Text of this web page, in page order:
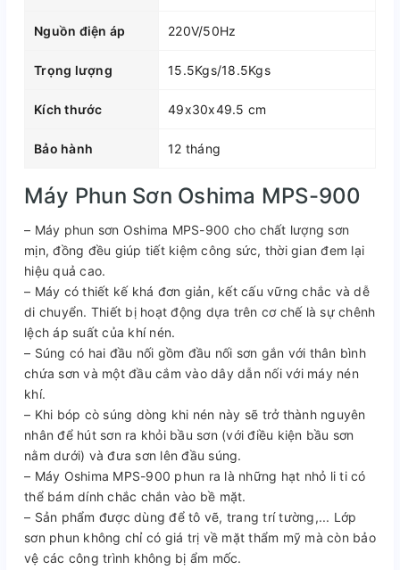
Nguồn điện áp 220V/50Hz
Trọng lượng 15.5Kgs/18.5Kgs
Kích thước 49x30x49.5 cm
Bảo hành 12 tháng
Máy Phun Sơn Oshima MPS-900
– Máy phun sơn Oshima MPS-900 cho chất lượng sơn
mịn, đồng đều giúp tiết kiệm công sức, thời gian đem lại
hiệu quả cao.
– Máy có thiết kế khá đơn giản, kết cấu vững chắc và dễ
di chuyển. Thiết bị hoạt động dựa trên cơ chế là sự chênh
lệch áp suất của khí nén.
– Súng có hai đầu nối gồm đầu nối sơn gắn với thân bình
chứa sơn và một đầu cắm vào dây dẫn nối với máy nén
khí.
– Khi bóp cò súng dòng khi nén này sẽ trở thành nguyên
nhân để hút sơn ra khỏi bầu sơn (với điều kiện bầu sơn
nằm dưới) và đưa sơn lên đầu súng.
– Máy Oshima MPS-900 phun ra là những hạt nhỏ li ti có
thể bám dính chắc chắn vào bề mặt.
– Sản phẩm được dùng để tô vẽ, trang trí tường,... Lớp
sơn phun không chỉ có giá trị về mặt thẩm mỹ mà còn bảo
vệ các công trình không bị ẩm mốc.